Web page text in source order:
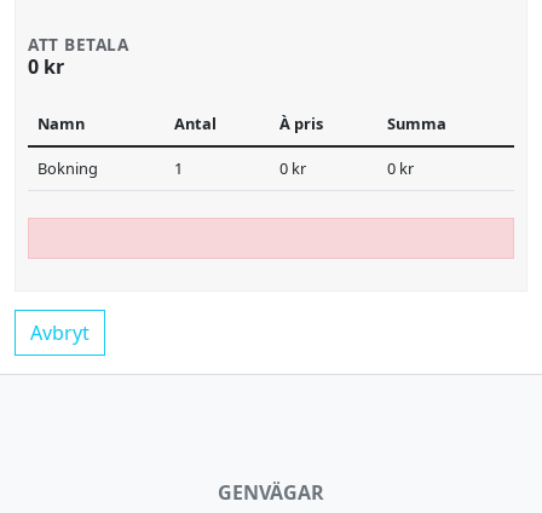
ATT BETALA
0 kr
Namn Antal À pris Summa
Bokning 1 0 kr 0 kr
Avbryt
GENVÄGAR